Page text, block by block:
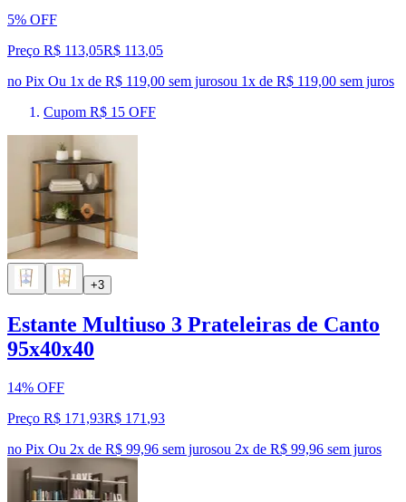
5% OFF
Preço R$ 113,05R$ 113,05
no Pix Ou 1x de R$ 119,00 sem jurosou 1x de R$ 119,00 sem juros
Cupom R$ 15 OFF
+3
Estante Multiuso 3 Prateleiras de Canto
95x40x40
14% OFF
Preço R$ 171,93R$ 171 ,93
no Pix Ou 2x de R$ 99,96 sem jurosou 2x de R$ 99,96 sem juros